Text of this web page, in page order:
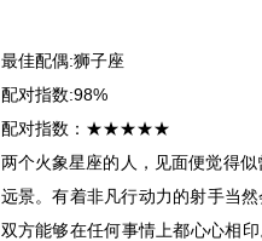
最佳配偶:狮子座
配对指数:98%
配对指数：★★★★★
两个火象星座的人，见面便觉得
远景。有着非凡行动力的射手当
双方能够在任何事情上都心心相